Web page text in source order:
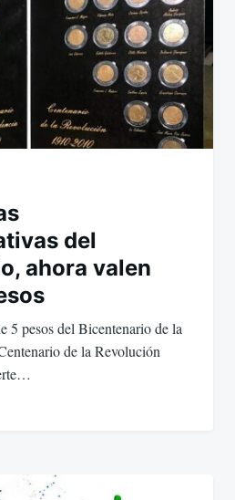
del
ahora valen
5 pesos del Bicentenario de la
de la Revolución